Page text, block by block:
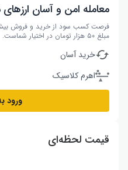
معامله امن و آسان
مبلغ ۵۰ هزار تومان در اختیار شماست.
خرید آسان
اهرم کلاسیک
ورود
قیمت لحظه‌ای